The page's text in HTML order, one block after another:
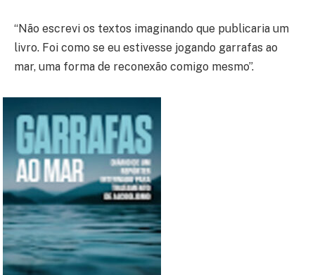
“Não escrevi os textos imaginando que publicaria um
livro. Foi como se eu estivesse jogando garrafas ao
mar, uma forma de reconexão comigo mesmo”.